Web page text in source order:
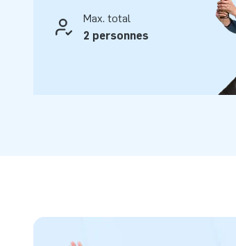
Max. total
2 personnes